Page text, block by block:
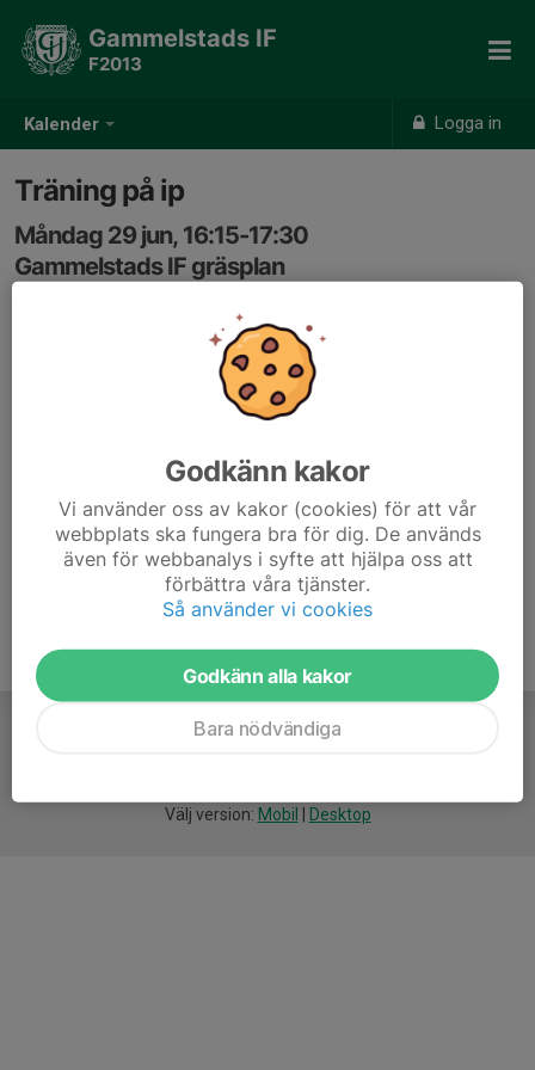
Kalender Logga in
Gammelstads IF
F2013
Träning på ip
Måndag 29 jun, 16:15-17:30
Gammelstads IF gräsplan
Välj version: Mobil Desktop
Godkänn kakor
Vi använder oss av kakor (cookies) för att vår
webbplats ska fungera bra för dig. De används
även för webbanalys i syfte att hjälpa oss att
förbättra våra tjänster.
Så använder vi cookies
Godkänn alla kakor
Bara nödvändiga